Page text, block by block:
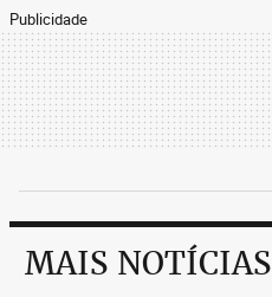
Publicidade
MAIS NOTÍCIAS